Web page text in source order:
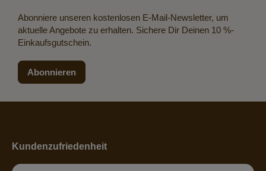
Abonniere unseren kostenlosen E-Mail-Newsletter, um
aktuelle Angebote zu erhalten. Sichere Dir Deinen 10 %-
Einkaufsgutschein.
Abonnieren
Kundenzufriedenheit